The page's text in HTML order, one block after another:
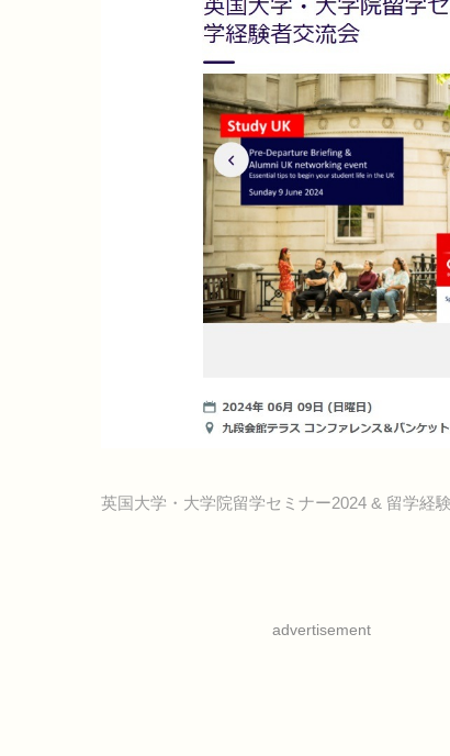
英国大学・大学院留学セミナー2024 & 留学経
advertisement